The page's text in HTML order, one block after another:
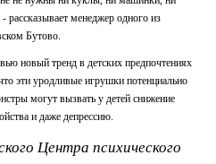
менеджер одного из
Бутово.
новый тренд в детских предпочтениях
эти уродливые игрушки потенциально
могут вызвать у детей снижение
и даже депрессию.
Центра психического